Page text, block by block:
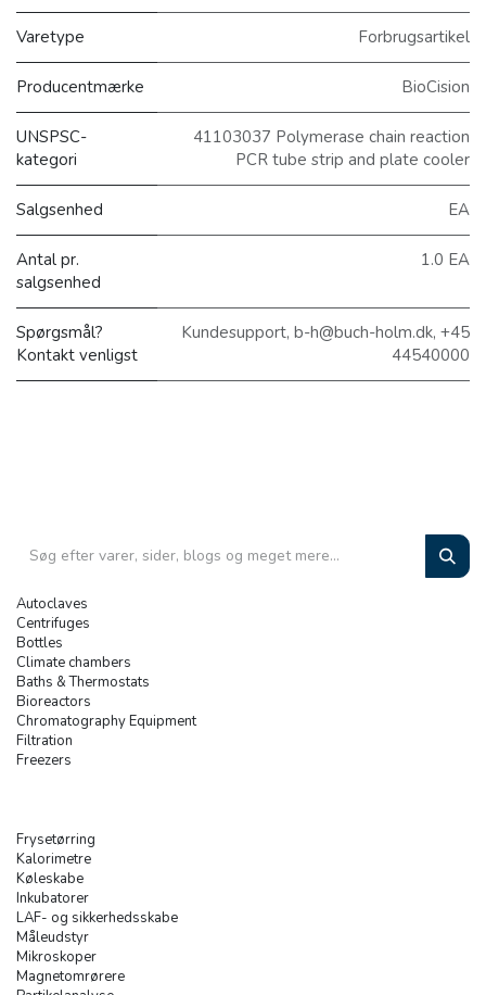
Varetype Forbrugsartikel
Producentmærke BioCision
UNSPSC-
kategori
41103037 Polymerase chain reaction
PCR tube strip and plate cooler
Salgsenhed EA
Antal pr.
salgsenhed
1.0 EA
Spørgsmål?
Kontakt venligst
Kundesupport, b-h@buch-holm.dk, +45
44540000
Autoclaves
Centrifuges
Bottles
Climate chambers
Baths & Thermostats
Bioreactors
Chromatography Equipment
Filtration
Freezers
Frysetørring
Kalorimetre
Køleskabe
Inkubatorer
LAF- og sikkerhedsskabe
Måleudstyr
Mikroskoper
Magnetomrørere